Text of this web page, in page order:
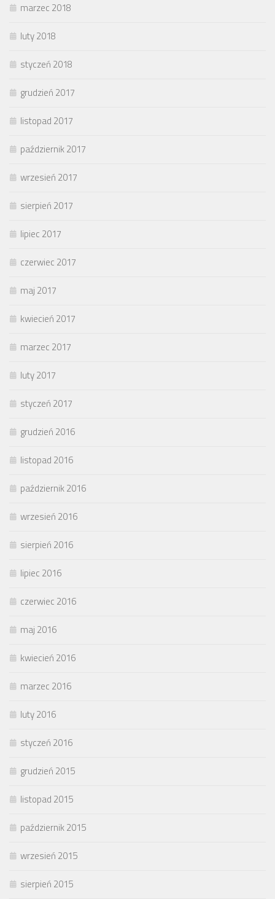
marzec 2018
luty 2018
styczeń 2018
grudzień 2017
listopad 2017
październik 2017
wrzesień 2017
sierpień 2017
lipiec 2017
czerwiec 2017
maj 2017
kwiecień 2017
marzec 2017
luty 2017
styczeń 2017
grudzień 2016
listopad 2016
październik 2016
wrzesień 2016
sierpień 2016
lipiec 2016
czerwiec 2016
maj 2016
kwiecień 2016
marzec 2016
luty 2016
styczeń 2016
grudzień 2015
listopad 2015
październik 2015
wrzesień 2015
sierpień 2015